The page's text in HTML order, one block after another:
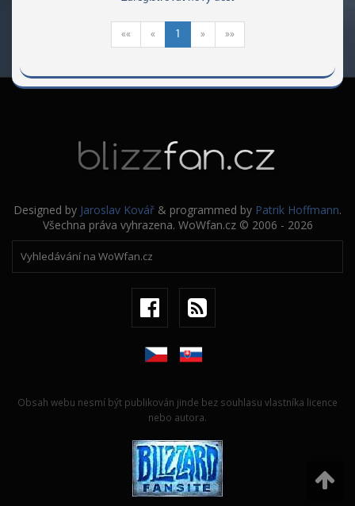
«« « 1 » »»
Designed by Jaroslav Kovář & programmed by Patrik Hoffmann.
Všechna práva vyhrazena. WoWfan.cz © 2006 - 2026
Obsah webu nesmí být publikován jinde bez souhlasu vlastníka licence
nebo autora.